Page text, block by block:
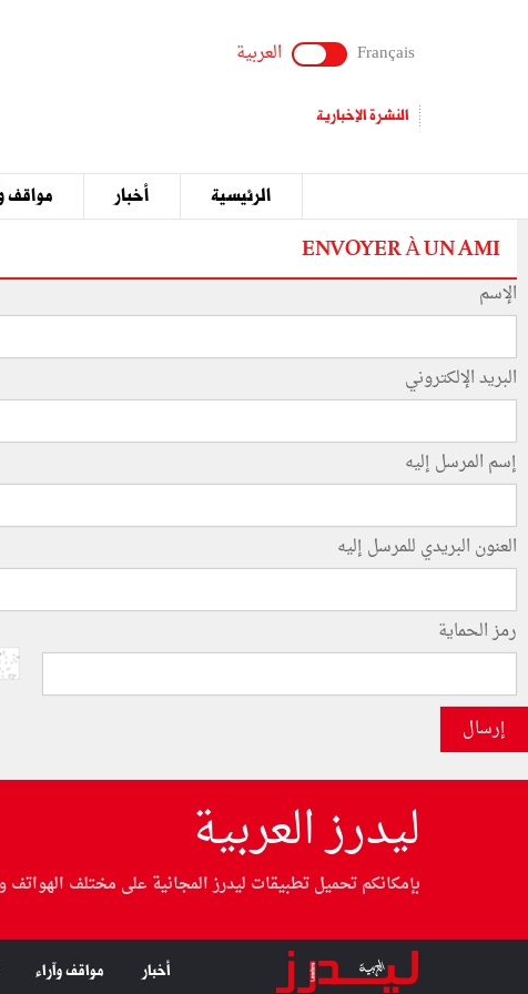
Français العربية
النشرة الإخبارية
الرئيسية أخبار مواقف
ENVOYER À UN AMI
الإسم
البريد الإلكتروني
إسم المرسل إليه
العنون البريدي للمرسل إليه
رمز الحماية
إرسال
ليدرز العربية
بإمكانكم تحميل تطبيقات ليدرز المجانية على مختلف الهواتف
أخبار مواقف وآراء